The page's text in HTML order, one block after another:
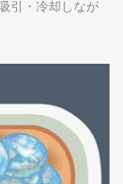
引・冷却しなが